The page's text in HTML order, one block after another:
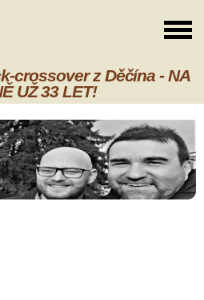
crossover z Děčína - NA
UŽ 33 LET!